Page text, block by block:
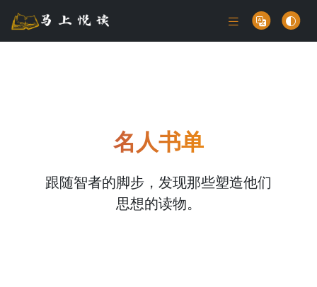
名人书单
跟随智者的脚步，发现那些塑造他们
思想的读物。